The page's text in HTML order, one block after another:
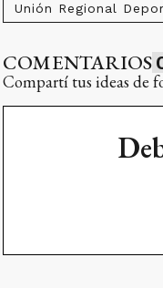
Unión Regional
COMENTARIOS
Compartí tus ideas de